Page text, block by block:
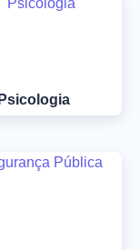
Psicologia